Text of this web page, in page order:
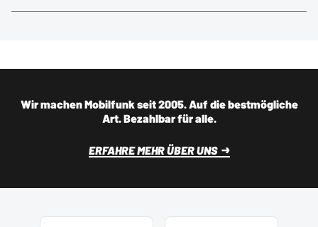
Wir machen Mobilfunk seit 2005. Auf die bestmögliche
Art. Bezahlbar für alle.
ERFAHRE MEHR ÜBER UNS